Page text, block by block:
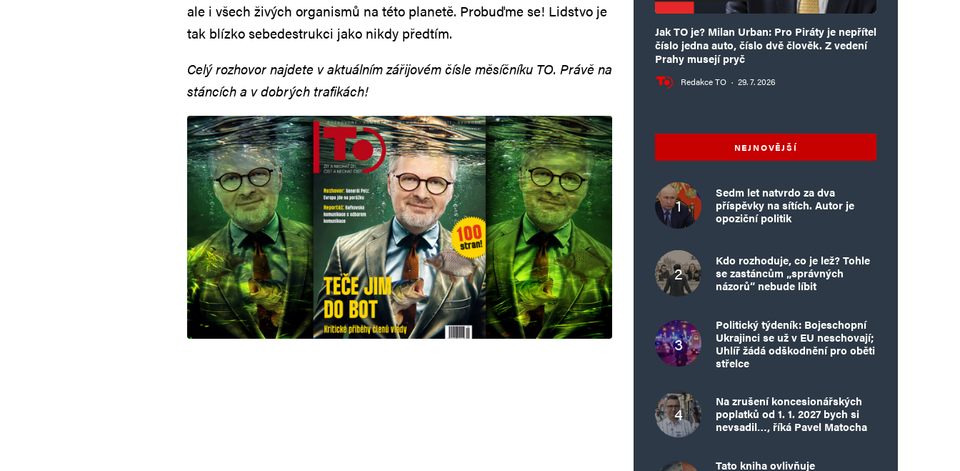
ale i všech živých organismů na této planetě. Probuďme se! Lidstvo je
tak blízko sebedestrukci jako nikdy předtím.
Celý rozhovor najdete v aktuálním zářijovém čísle měsíčníku TO. Právě na
stáncích a v dobrých trafikách!
Jak TO je? Milan Urban: Pro Piráty je nepřítel
číslo jedna auto, číslo dvě člověk. Z vedení
Prahy musejí pryč
Redakce TO · 29. 7. 2026
NEJNOVĚJŠÍ
Sedm let natvrdo za dva
příspěvky na sítích. Autor je
opoziční politik
Kdo rozhoduje, co je lež? Tohle
se zastáncům „správných
názorů“ nebude líbit
Politický týdeník: Bojeschopní
Ukrajinci se už v EU neschovají;
Uhlíř žádá odškodnění pro oběti
střelce
Na zrušení koncesionářských
poplatků od 1. 1. 2027 bych si
nevsadil…, říká Pavel Matocha
Tato kniha ovlivňuje